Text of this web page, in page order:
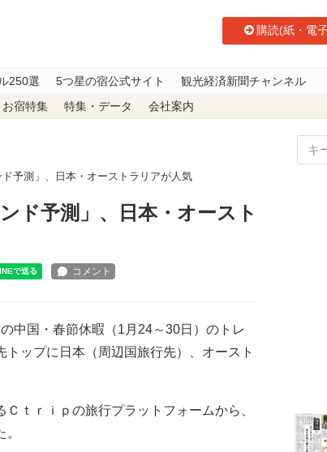
購読(紙・電
250選 5つ星の宿公式サイト 観光経済新聞チャンネル
お宿特集 特集・データ 会社案内
予測」、日本・オーストラリアが人気
ド予測」、日本・オースト
中国・春節休暇（1月24～30日）のトレ
ップに日本（周辺国旅行先）、オースト
ｔｒｉｐの旅行プラットフォームから、